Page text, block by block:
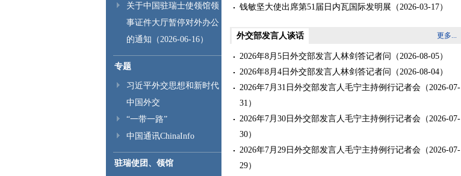
关于中国驻瑞士使领馆领
事证件大厅暂停对外办公
的通知（2026-06-16）
专题
习近平外交思想和新时代
中国外交
“一带一路”
中国通讯ChinaInfo
驻瑞使团、领馆
钱敏坚大使出席第51届日内瓦国际发明展 （2026-03-17）
会成立40周年庆典
驻瑞士大使钱敏坚出席2026年全瑞留学人员元宵晚会（2026-
03-04）
钱敏坚大使出席2026年“中国味道”·马年新春嘉年华活动
（2026-03-02）
钱敏坚大使出席2026年“欢乐春节”活动（2026-02-15）
外交部发言人谈话 更多...
2026年8月5日外交部发言人林剑答记者问
（2026-08-05）
2026年8月4日外交部发言人林剑答记者问
（2026-08-04）
2026年7月31日外交部发言人毛宁主持例行记者会 （2026-07-
31）
2026年7月30日外交部发言人毛宁主持例行记者会 （2026-07-
30）
2026年7月29日外交部发言人毛宁主持例行记者会 （2026-07-
29）